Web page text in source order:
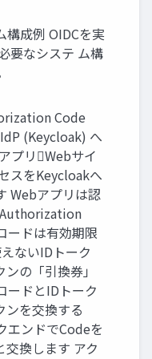
構成例 OIDCを実
要なシステ ム構
Code
(Keycloak) へ
プリWebサイ
スをKeycloakへ
Webアプリは認
ードは有効期限
ないIDトーク
の「引換券」
ードとIDトーク
ンを交換する
エンドでCodeを
交換します アク